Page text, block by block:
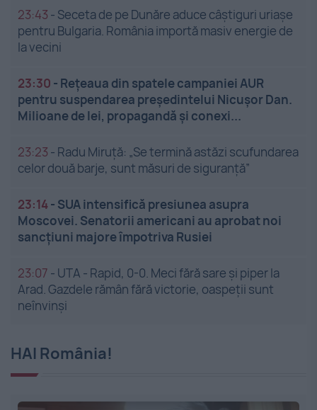
23:43 - Seceta de pe Dunăre aduce câștiguri uriașe
pentru Bulgaria. România importă masiv energie de
la vecini
23:30 - Rețeaua din spatele campaniei AUR
pentru suspendarea președintelui Nicușor Dan.
Milioane de lei, propagandă și conexi...
23:23 - Radu Miruță: „Se termină astăzi scufundarea
celor două barje, sunt măsuri de siguranţă”
23:14- SUA intensifică presiunea asupra
Moscovei. Senatorii americani au aprobat noi
sancțiuni majore împotriva Rusiei
23:07 - UTA - Rapid, 0-0. Meci fără sare și piper la
Arad. Gazdele rămân fără victorie, oaspeții sunt
neînvinși
HAI România!